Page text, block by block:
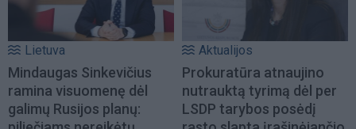
Lietuva
Mindaugas Sinkevičius
ramina visuomenę dėl
galimų Rusijos planų:
Aktualijos
Prokuratūra atnaujino
nutrauktą tyrimą dėl per
LSDP tarybos posėdį